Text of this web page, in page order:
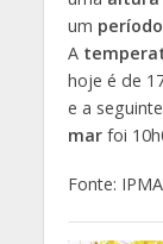
um período
A
hoje é de
e a
mar foi
Fonte: